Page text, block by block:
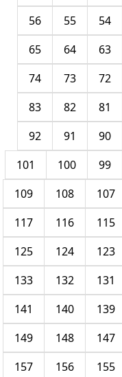
54
55
56
63
64
65
72
73
74
81
82
83
90
91
92
99
100
101
107
108
109
115
116
117
123
124
125
131
132
133
139
140
141
147
148
149
155
156
157